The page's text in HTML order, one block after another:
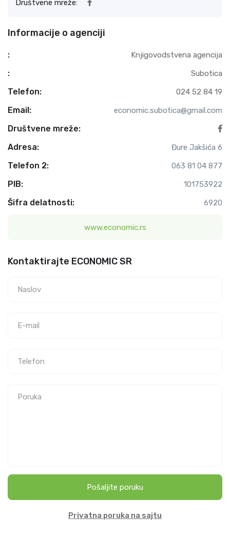
Društvene mreže:
Informacije o agenciji
: Knjigovodstvena agencija
: Subotica
Telefon: 024 52 84 19
Email: economic.subotica@gmail.com
Društvene mreže:
Adresa:
Đure Jakšića 6
Telefon 2: 063 81 04 877
PIB: 101753922
Šifra delatnosti: 6920
www.economic.rs
Kontaktirajte ECONOMIC SR
Pošaljite poruku
Privatna poruka na sajtu